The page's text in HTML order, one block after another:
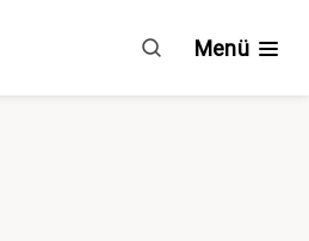
Menü